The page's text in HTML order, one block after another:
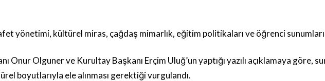
yönetimi, kültürel miras, çağdaş mimarlık, eğitim politikaları ve öğrenci
Onur Olguner ve Kurultay Başkanı Erçim Uluğ’un yaptığı yazılı açıklamaya göre,
boyutlarıyla ele alınması gerektiği vurgulandı.